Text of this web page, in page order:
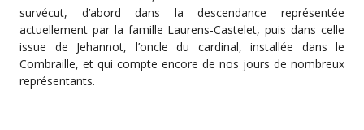
survécut, d’abord dans la descendance représentée
actuellement par la famille Laurens-Castelet, puis dans celle
issue de Jehannot, l’oncle du cardinal, installée dans le
Combraille, et qui compte encore de nos jours de nombreux
représentants.